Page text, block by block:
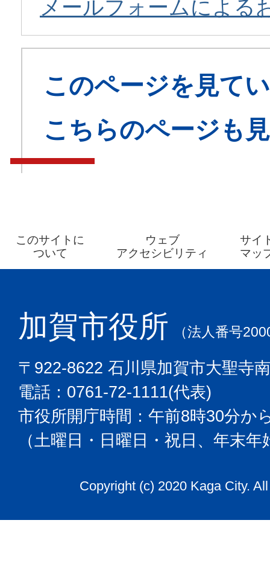
メールフォームによる
このページを見て
こちらのページも
このサイトに
ついて
ウェブ
アクセシビリティ
サイ
マッ
加賀市役所 （法人番号
〒922-8622 石川県加賀市大聖寺
電話：0761-72-1111(代表)
市役所開庁時間：午前8時30分か
（土曜日・日曜日・祝日、年末
Copyright (c) 2020 Kaga City.